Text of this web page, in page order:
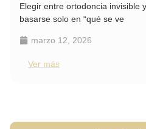
Elegir entre ortodoncia invisible
basarse solo en “qué se ve
marzo 12, 2026
Ver más